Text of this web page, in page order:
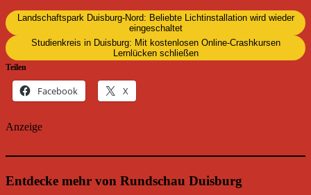
Landschaftspark Duisburg-Nord: Beliebte Lichtinstallation wird wieder
eingeschaltet
Studienkreis in Duisburg: Mit kostenlosen Online-Crashkursen
Lernlücken schließen
Teilen
Facebook X
Anzeige
Entdecke mehr von Rundschau Duisburg